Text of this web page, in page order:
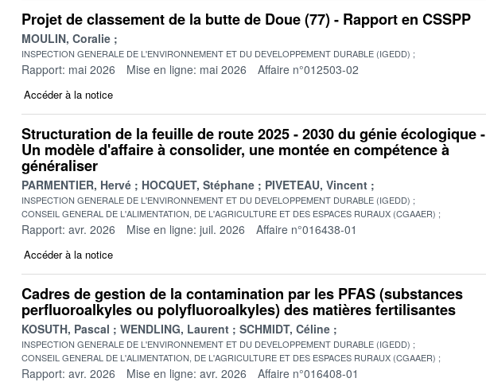
Projet de classement de la butte de Doue (77) - Rapport en CSSPP
MOULIN, Coralie
INSPECTION GENERALE DE L'ENVIRONNEMENT ET DU DEVELOPPEMENT DURABLE (IGEDD)
Rapport: mai 2026 Mise en ligne: mai 2026 Affaire n°012503-02
Accéder à la notice
Structuration de la feuille de route 2025 - 2030 du génie écologique -
Un modèle d'affaire à consolider, une montée en compétence à
généraliser
PARMENTIER, Hervé HOCQUET, Stéphane PIVETEAU, Vincent
INSPECTION GENERALE DE L'ENVIRONNEMENT ET DU DEVELOPPEMENT DURABLE (IGEDD)
CONSEIL GENERAL DE L'ALIMENTATION, DE L'AGRICULTURE ET DES ESPACES RURAUX (CGAAER)
Rapport: avr. 2026 Mise en ligne: juil. 2026 Affaire n°016438-01
Accéder à la notice
Cadres de gestion de la contamination par les PFAS (substances
perfluoroalkyles ou polyfluoroalkyles) des matières fertilisantes
KOSUTH, Pascal WENDLING, Laurent SCHMIDT, Céline
INSPECTION GENERALE DE L'ENVIRONNEMENT ET DU DEVELOPPEMENT DURABLE (IGEDD)
CONSEIL GENERAL DE L'ALIMENTATION, DE L'AGRICULTURE ET DES ESPACES RURAUX (CGAAER)
Rapport: avr. 2026 Mise en ligne: avr. 2026 Affaire n°016408-01